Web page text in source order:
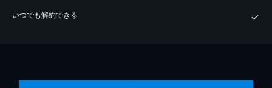
いつでも解約できる